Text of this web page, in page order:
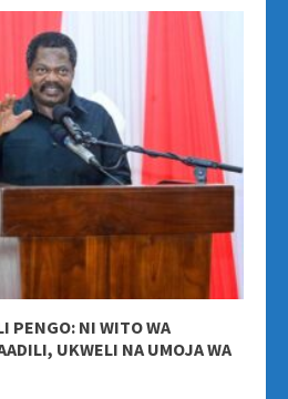
PENGO: NI WITO WA
UKWELI NA UMOJA WA